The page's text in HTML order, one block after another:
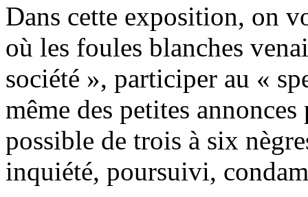
Dans cette exposition, on
où les foules blanches
société », participer au «
même des petites
possible de trois à six
inquiété, poursuivi,